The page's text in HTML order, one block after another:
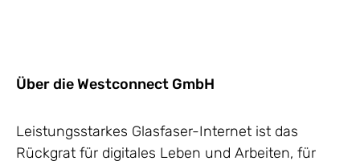
Über die Westconnect GmbH
Leistungsstarkes Glasfaser-Internet ist das
Rückgrat für digitales Leben und Arbeiten, für